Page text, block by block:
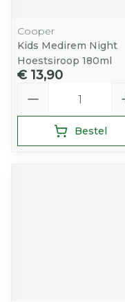
Cooper
Kids Medirem Night
Hoestsiroop 180ml
€ 13,90
Bestel